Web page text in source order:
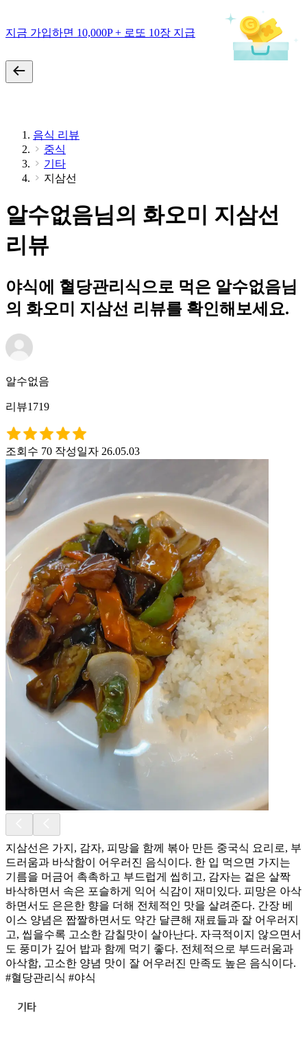
지금 가입하면 10,000P + 로또 10장 지급
음식 리뷰
중식
기타
지삼선
알수없음님의 화오미 지삼선
리뷰
야식에 혈당관리식으로 먹은 알수없음님
의 화오미 지삼선 리뷰를 확인해보세요.
알수없음
리뷰1719
조회수 70 작성일자 26.05.03
지삼선은 가지, 감자, 피망을 함께 볶아 만든 중국식 요리로, 부
드러움과 바삭함이 어우러진 음식이다. 한 입 먹으면 가지는
기름을 머금어 촉촉하고 부드럽게 씹히고, 감자는 겉은 살짝
바삭하면서 속은 포슬하게 익어 식감이 재미있다. 피망은 아삭
하면서도 은은한 향을 더해 전체적인 맛을 살려준다. 간장 베
이스 양념은 짭짤하면서도 약간 달큰해 재료들과 잘 어우러지
고, 씹을수록 고소한 감칠맛이 살아난다. 자극적이지 않으면서
도 풍미가 깊어 밥과 함께 먹기 좋다. 전체적으로 부드러움과
아삭함, 고소한 양념 맛이 잘 어우러진 만족도 높은 음식이다.
#혈당관리식 #야식